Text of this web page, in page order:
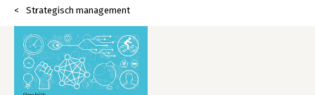
Strategisch management